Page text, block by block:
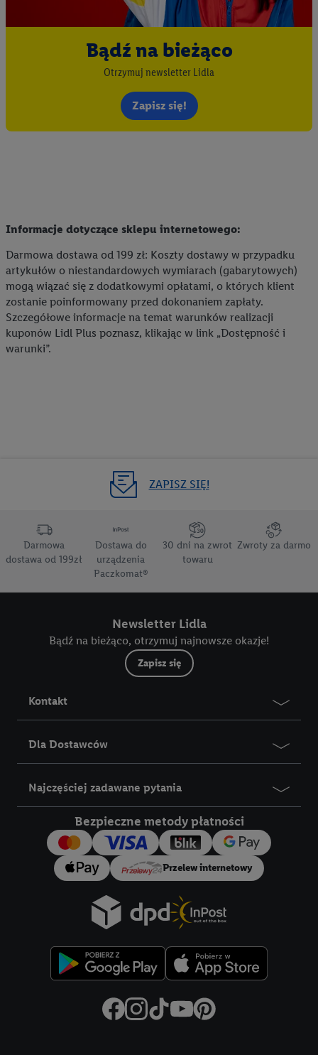
Bądź na bieżąco
Otrzymuj newsletter Lidla
Zapisz się!
Informacje dotyczące sklepu internetowego:
Darmowa dostawa od 199 zł: Koszty dostawy w przypadku
artykułów o niestandardowych wymiarach (gabarytowych)
mogą wiązać się z dodatkowymi opłatami, o których klient
zostanie poinformowany przed dokonaniem zapłaty.
Szczegółowe informacje na temat warunków realizacji
kuponów Lidl Plus poznasz, klikając w link „Dostępność i
warunki”.
ZAPISZ SIĘ!
Darmowa
dostawa od 199zł
Dostawa do
urządzenia
Paczkomat®
30 dni na zwrot
towaru
Zwroty za darmo
Newsletter Lidla
Bądź na bieżąco, otrzymuj najnowsze okazje!
Zapisz się
Kontakt
Dla Dostawców
Najczęściej zadawane pytania
Bezpieczne metody płatności
Przelew internetowy